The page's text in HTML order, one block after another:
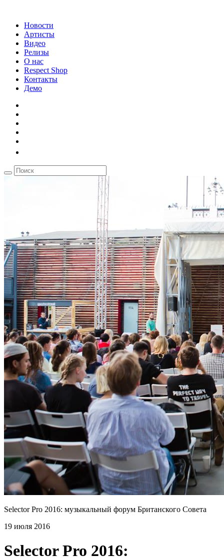
Новости
Артисты
Видео
Релизы
О нас
Respect Shop
Контакты
Демо
Selector Pro 2016: музыкальный форум Британского Совета
19 июля 2016
Selector Pro 2016: